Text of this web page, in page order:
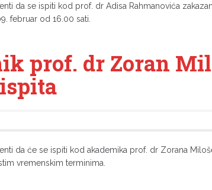
da se ispiti kod prof. dr Adisa Rahmanovića
februar od 16.00 sati.
prof. dr Zoran
da će se ispiti kod akademika prof. dr Zorana
vremenskim terminima.